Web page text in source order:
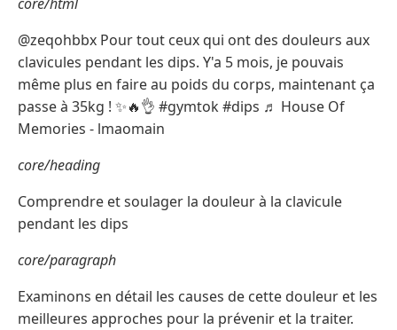
@zeqohbbx Pour tout ceux qui ont des douleurs aux
clavicules pendant les dips. Y'a 5 mois, je pouvais
même plus en faire au poids du corps, maintenant ça
passe à 35kg ! ✨🔥👌 #gymtok #dips ♬ House Of
Memories - lmaomain
core/heading
Comprendre et soulager la douleur à la clavicule
pendant les dips
core/paragraph
Examinons en détail les causes de cette douleur et les
meilleures approches pour la prévenir et la traiter.